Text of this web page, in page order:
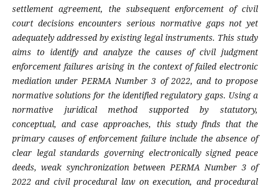
settlement agreement, the subsequent enforcement of civil
court decisions encounters serious normative gaps not yet
adequately addressed by existing legal instruments. This study
aims to identify and analyze the causes of civil judgment
enforcement failures arising in the context of failed electronic
mediation under PERMA Number 3 of 2022, and to propose
normative solutions for the identified regulatory gaps. Using a
normative juridical method supported by statutory,
conceptual, and case approaches, this study finds that the
primary causes of enforcement failure include the absence of
clear legal standards governing electronically signed peace
deeds, weak synchronization between PERMA Number 3 of
2022 and civil procedural law on execution, and procedural